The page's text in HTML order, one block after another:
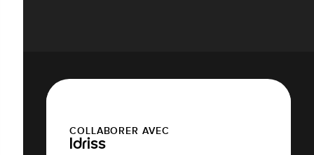
COLLABORER AVEC
Idriss